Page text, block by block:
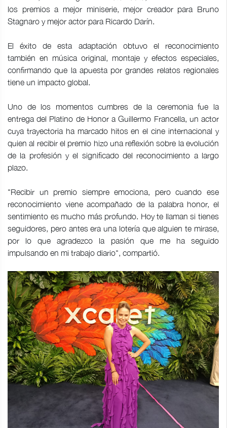
los premios a mejor miniserie, mejor creador para Bruno
Stagnaro y mejor actor para Ricardo Darín.
El éxito de esta adaptación obtuvo el reconocimiento
también en música original, montaje y efectos especiales,
confirmando que la apuesta por grandes relatos regionales
tiene un impacto global.
Uno de los momentos cumbres de la ceremonia fue la
entrega del Platino de Honor a Guillermo Francella, un actor
cuya trayectoria ha marcado hitos en el cine internacional y
quien al recibir el premio hizo una reflexión sobre la evolución
de la profesión y el significado del reconocimiento a largo
plazo.
"Recibir un premio siempre emociona, pero cuando ese
reconocimiento viene acompañado de la palabra honor, el
sentimiento es mucho más profundo. Hoy te llaman si tienes
seguidores, pero antes era una lotería que alguien te mirase,
por lo que agradezco la pasión que me ha seguido
impulsando en mi trabajo diario", compartió.